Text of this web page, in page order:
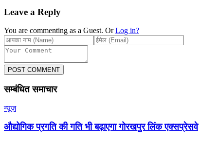
Leave a Reply
You are commenting as a Guest. Or Log in?
POST COMMENT
सम्बंधित समाचार
न्यूज़
औद्योगिक प्रगति की गति भी बढ़ाएगा गोरखपुर लिंक एक्सप्रेसवे